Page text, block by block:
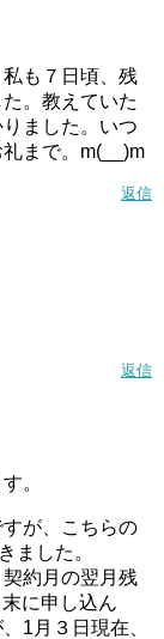
も７日頃、残
。教えていた
ました。いつ
まで。m(__)m
返信
返信
。
が、こちらの
ました。
契約月の翌月残
に申し込ん
1月３日現在、